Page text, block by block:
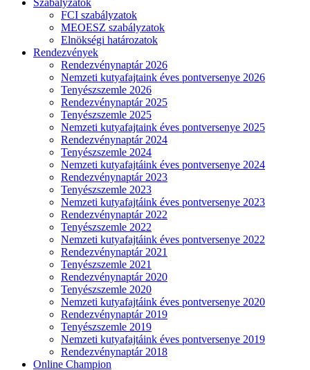
Szabályzatok
FCI szabályzatok
MEOESZ szabályzatok
Elnökségi határozatok
Rendezvények
Rendezvénynaptár 2026
Nemzeti kutyafajtaink éves pontversenye 2026
Tenyészszemle 2026
Rendezvénynaptár 2025
Tenyészszemle 2025
Nemzeti kutyafajtaink éves pontversenye 2025
Rendezvénynaptár 2024
Tenyészszemle 2024
Nemzeti kutyafajtáink éves pontversenye 2024
Rendezvénynaptár 2023
Tenyészszemle 2023
Nemzeti kutyafajtáink éves pontversenye 2023
Rendezvénynaptár 2022
Tenyészszemle 2022
Nemzeti kutyafajtáink éves pontversenye 2022
Rendezvénynaptár 2021
Tenyészszemle 2021
Rendezvénynaptár 2020
Tenyészszemle 2020
Nemzeti kutyafajtáink éves pontversenye 2020
Rendezvénynaptár 2019
Tenyészszemle 2019
Nemzeti kutyafajtáink éves pontversenye 2019
Rendezvénynaptár 2018
Online Champion